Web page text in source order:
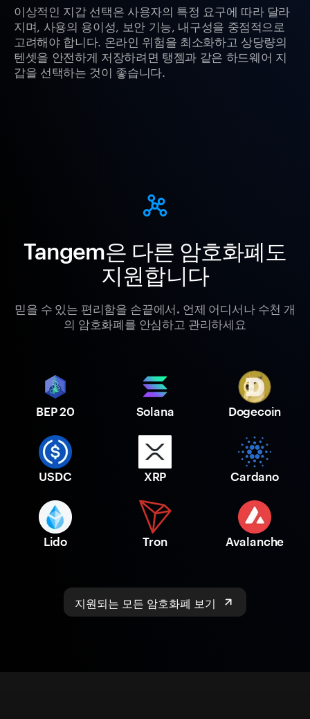
이상적인 지갑 선택은 사용자의 특정 요구에 따라 달라
지며, 사용의 용이성, 보안 기능, 내구성을 중점적으로
고려해야 합니다. 온라인 위험을 최소화하고 상당량의
텐셋을 안전하게 저장하려면 탱젬과 같은 하드웨어 지
갑을 선택하는 것이 좋습니다.
Tangem은 다른 암호화폐도
지원합니다
믿을 수 있는 편리함을 손끝에서. 언제 어디서나 수천 개
의 암호화폐를 안심하고 관리하세요
BEP 20 Solana Dogecoin
USDC XRP Cardano
Lido Tron Avalanche
지원되는 모든 암호화폐 보기